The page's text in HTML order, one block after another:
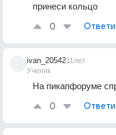
принеси кольцо
0
ivan_20542
Ученик
11лет
На пикапфоруме
0